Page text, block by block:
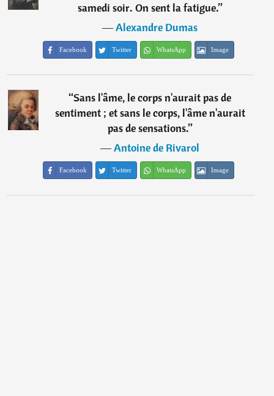
samedi soir. On sent la fatigue.”
―Alexandre Dumas
Facebook Twitter WhatsApp Image
“Sans l'âme, le corps n'aurait pas de
sentiment ; et sans le corps, l'âme n'aurait
pas de sensations.”
―Antoine de Rivarol
Facebook Twitter WhatsApp Image